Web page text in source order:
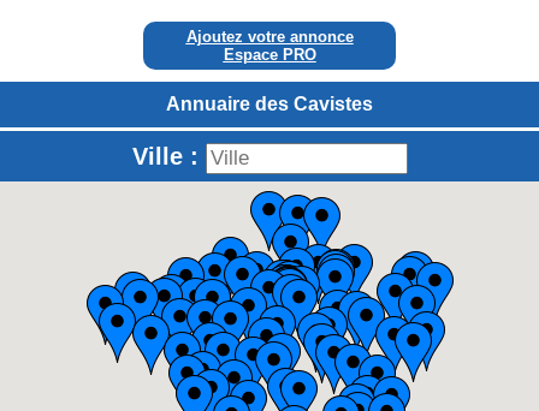
Ajoutez votre annonce
Espace PRO
Annuaire des Cavistes
Ville :